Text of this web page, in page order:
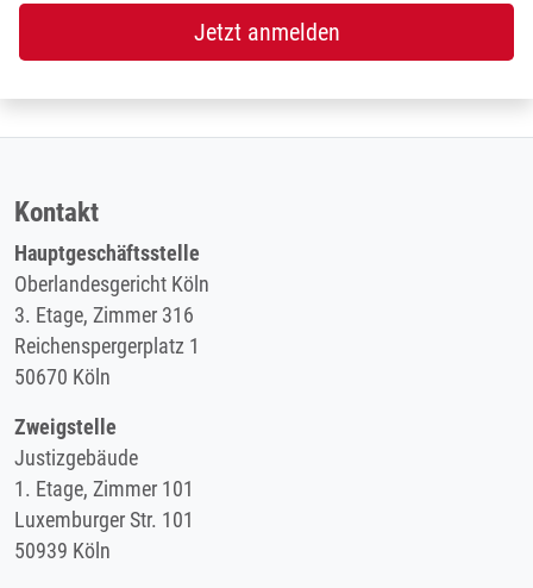
Jetzt anmelden
Kontakt
Hauptgeschäftsstelle
Oberlandesgericht Köln
3. Etage, Zimmer 316
Reichenspergerplatz 1
50670 Köln
Zweigstelle
Justizgebäude
1. Etage, Zimmer 101
Luxemburger Str. 101
50939 Köln